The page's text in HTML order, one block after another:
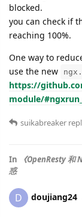
blocked.
you can check if
reaching 100%.
One way to
use the new
https://
module/
suikabreaker
In
《OpenResty
惑
D doujiang24